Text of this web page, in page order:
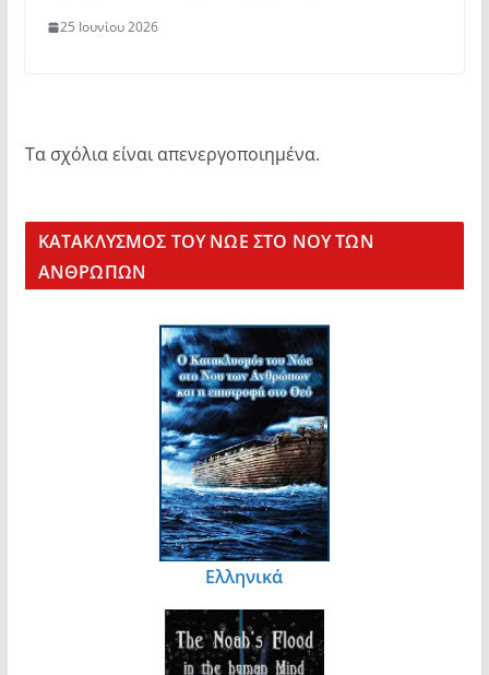
25 Ιουνίου 2026
Τα σχόλια είναι απενεργοποιημένα.
KΑΤΑΚΛΥΣΜΟΣ ΤΟΥ ΝΩΕ ΣΤΟ ΝΟΥ ΤΩΝ
ΑΝΘΡΩΠΩΝ
Ελληνικά